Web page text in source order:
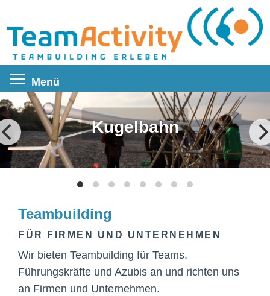
zum
Inhalt
Menü
Kugelbahn
Teambuilding
FÜR FIRMEN UND UNTERNEHMEN
Wir bieten Teambuilding für Teams,
Führungskräfte und Azubis an und richten uns
an Firmen und Unternehmen.